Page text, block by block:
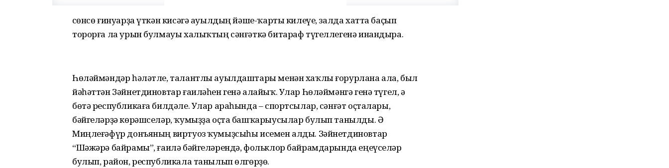
Өсөнсө ғинуарҙа үткән кисәгә ауылдың йәше-ҡарты килеүе, залда хатта баҫып
торорға ла урын булмауы халыҡтың сәнғәткә битараф түгеллегенә инандыра.
Һөләймәндәр һәләтле, талантлы ауылдаштары менән хаҡлы ғорурлана ала, был
йәһәттән Зәйнетдиновтар ғаиләһен генә алайыҡ. Улар Һөләймәнгә генә түгел, ә
бөтә республикаға билдәле. Улар араһында – спортсылар, сәнғәт оҫталары,
бәйгеләрҙә көрәшселәр, ҡумыҙҙа оҫта башҡарыусылар булып танылды. Ә
Миңлеғәфүр донъяның виртуоз ҡумыҙсыһы исемен алды. Зәйнетдиновтар
“Шәжәрә байрамы”, ғаилә бәйгеләрендә, фольклор байрамдарында еңеүселәр
булып, район, республикала танылып өлгөрҙө.